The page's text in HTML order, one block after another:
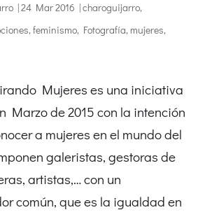
|24 Mar 2016 |charoguijarro,
,feminismo, Fotografía, mujeres,
Mujeres es una iniciativa
Marzo de 2015 con la intención
a mujeres en el mundo del
galeristas, gestoras de
artistas,… con un
común, que es la igualdad en